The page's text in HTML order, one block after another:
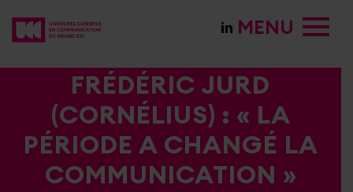
MENU
FRÉDÉRIC JURD
(CORNÉLIUS) : « LA
PÉRIODE A CHANGÉ LA
COMMUNICATION »